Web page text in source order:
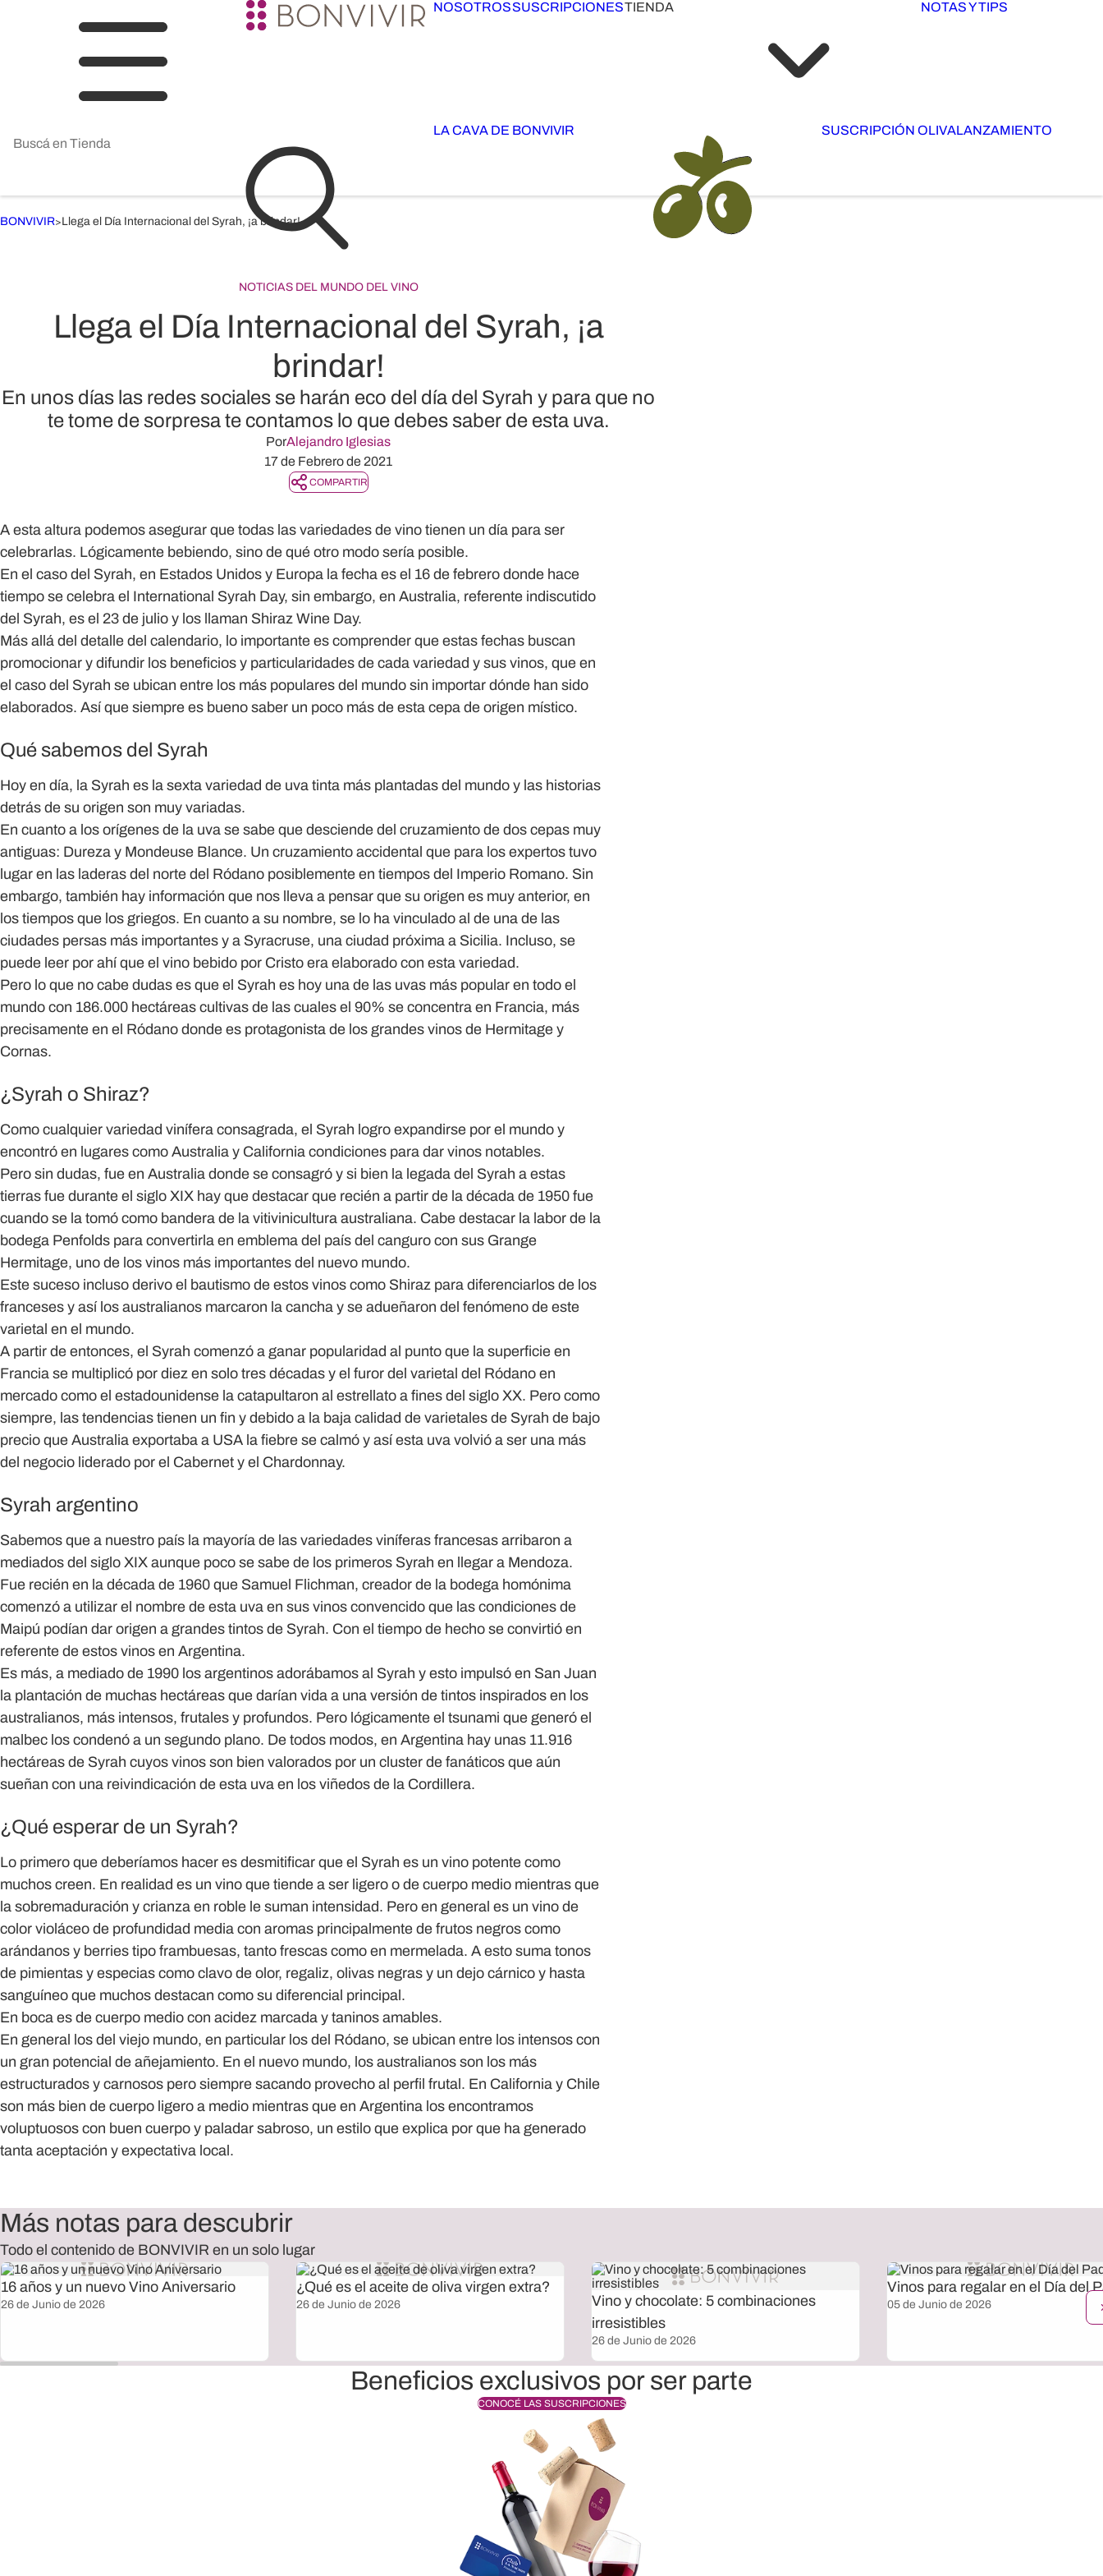
NOSOTROSSUSCRIPCIONESTIENDA NOTAS Y TIPS
LA CAVA DE BONVIVIR SUSCRIPCIÓN OLIVALANZAMIENTO
BONVIVIR>Llega el Día Internacional del Syrah, ¡a brindar!
NOTICIAS DEL MUNDO DEL VINO
Llega el Día Internacional del Syrah, ¡a
brindar!
En unos días las redes sociales se harán eco del día del Syrah y para que no
te tome de sorpresa te contamos lo que debes saber de esta uva.
PorAlejandro Iglesias
17 de Febrero de 2021
COMPARTIR
A esta altura podemos asegurar que todas las variedades de vino tienen un día para ser
celebrarlas. Lógicamente bebiendo, sino de qué otro modo sería posible.
En el caso del Syrah, en Estados Unidos y Europa la fecha es el 16 de febrero donde hace
tiempo se celebra el International Syrah Day, sin embargo, en Australia, referente indiscutido
del Syrah, es el 23 de julio y los llaman Shiraz Wine Day.
Más allá del detalle del calendario, lo importante es comprender que estas fechas buscan
promocionar y difundir los beneficios y particularidades de cada variedad y sus vinos, que en
el caso del Syrah se ubican entre los más populares del mundo sin importar dónde han sido
elaborados. Así que siempre es bueno saber un poco más de esta cepa de origen místico.
Qué sabemos del Syrah
Hoy en día, la Syrah es la sexta variedad de uva tinta más plantadas del mundo y las historias
detrás de su origen son muy variadas.
En cuanto a los orígenes de la uva se sabe que desciende del cruzamiento de dos cepas muy
antiguas: Dureza y Mondeuse Blance. Un cruzamiento accidental que para los expertos tuvo
lugar en las laderas del norte del Ródano posiblemente en tiempos del Imperio Romano. Sin
embargo, también hay información que nos lleva a pensar que su origen es muy anterior, en
los tiempos que los griegos. En cuanto a su nombre, se lo ha vinculado al de una de las
ciudades persas más importantes y a Syracruse, una ciudad próxima a Sicilia. Incluso, se
puede leer por ahí que el vino bebido por Cristo era elaborado con esta variedad.
Pero lo que no cabe dudas es que el Syrah es hoy una de las uvas más popular en todo el
mundo con 186.000 hectáreas cultivas de las cuales el 90% se concentra en Francia, más
precisamente en el Ródano donde es protagonista de los grandes vinos de Hermitage y
Cornas.
¿Syrah o Shiraz?
Como cualquier variedad vinífera consagrada, el Syrah logro expandirse por el mundo y
encontró en lugares como Australia y California condiciones para dar vinos notables.
Pero sin dudas, fue en Australia donde se consagró y si bien la legada del Syrah a estas
tierras fue durante el siglo XIX hay que destacar que recién a partir de la década de 1950 fue
cuando se la tomó como bandera de la vitivinicultura australiana. Cabe destacar la labor de la
bodega Penfolds para convertirla en emblema del país del canguro con sus Grange
Hermitage, uno de los vinos más importantes del nuevo mundo.
Este suceso incluso derivo el bautismo de estos vinos como Shiraz para diferenciarlos de los
franceses y así los australianos marcaron la cancha y se adueñaron del fenómeno de este
varietal en el mundo.
A partir de entonces, el Syrah comenzó a ganar popularidad al punto que la superficie en
Francia se multiplicó por diez en solo tres décadas y el furor del varietal del Ródano en
mercado como el estadounidense la catapultaron al estrellato a fines del siglo XX. Pero como
siempre, las tendencias tienen un fin y debido a la baja calidad de varietales de Syrah de bajo
precio que Australia exportaba a USA la fiebre se calmó y así esta uva volvió a ser una más
del negocio liderado por el Cabernet y el Chardonnay.
Syrah argentino
Sabemos que a nuestro país la mayoría de las variedades viníferas francesas arribaron a
mediados del siglo XIX aunque poco se sabe de los primeros Syrah en llegar a Mendoza.
Fue recién en la década de 1960 que Samuel Flichman, creador de la bodega homónima
comenzó a utilizar el nombre de esta uva en sus vinos convencido que las condiciones de
Maipú podían dar origen a grandes tintos de Syrah. Con el tiempo de hecho se convirtió en
referente de estos vinos en Argentina.
Es más, a mediado de 1990 los argentinos adorábamos al Syrah y esto impulsó en San Juan
la plantación de muchas hectáreas que darían vida a una versión de tintos inspirados en los
australianos, más intensos, frutales y profundos. Pero lógicamente el tsunami que generó el
malbec los condenó a un segundo plano. De todos modos, en Argentina hay unas 11.916
hectáreas de Syrah cuyos vinos son bien valorados por un cluster de fanáticos que aún
sueñan con una reivindicación de esta uva en los viñedos de la Cordillera.
¿Qué esperar de un Syrah?
Lo primero que deberíamos hacer es desmitificar que el Syrah es un vino potente como
muchos creen. En realidad es un vino que tiende a ser ligero o de cuerpo medio mientras que
la sobremaduración y crianza en roble le suman intensidad. Pero en general es un vino de
color violáceo de profundidad media con aromas principalmente de frutos negros como
arándanos y berries tipo frambuesas, tanto frescas como en mermelada. A esto suma tonos
de pimientas y especias como clavo de olor, regaliz, olivas negras y un dejo cárnico y hasta
sanguíneo que muchos destacan como su diferencial principal.
En boca es de cuerpo medio con acidez marcada y taninos amables.
En general los del viejo mundo, en particular los del Ródano, se ubican entre los intensos con
un gran potencial de añejamiento. En el nuevo mundo, los australianos son los más
estructurados y carnosos pero siempre sacando provecho al perfil frutal. En California y Chile
son más bien de cuerpo ligero a medio mientras que en Argentina los encontramos
voluptuosos con buen cuerpo y paladar sabroso, un estilo que explica por que ha generado
tanta aceptación y expectativa local.
Más notas para descubrir
Todo el contenido de BONVIVIR en un solo lugar
16 años y un nuevo Vino Aniversario
26 de Junio de 2026
¿Qué es el aceite de oliva virgen extra?
26 de Junio de 2026
Vino y chocolate: 5 combinaciones
irresistibles
26 de Junio de 2026
Vinos para regalar en el Día del
05 de Junio de 2026
Beneficios exclusivos por ser parte
CONOCÉ LAS SUSCRIPCIONES